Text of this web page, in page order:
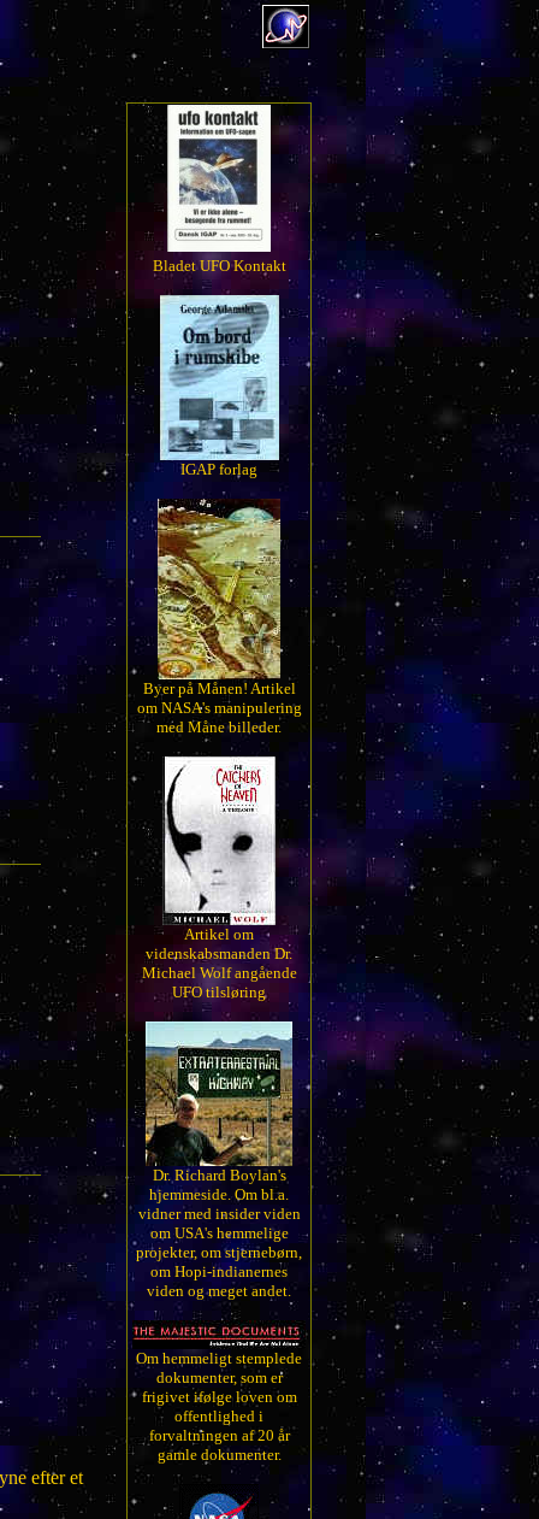
efter et
Bladet UFO Kontakt
IGAP forlag
Byer på Månen! Artikel
om NASA's manipulering
med Måne billeder.
Artikel om
videnskabsmanden Dr.
Michael Wolf angående
UFO tilsløring
Dr. Richard Boylan's
hjemmeside. Om bl.a.
vidner med insider viden
om USA's hemmelige
projekter, om stjernebørn,
om Hopi-indianernes
viden og meget andet.
Om hemmeligt stemplede
dokumenter, som er
frigivet ifølge loven om
offentlighed i
forvaltningen af 20 år
gamle dokumenter.